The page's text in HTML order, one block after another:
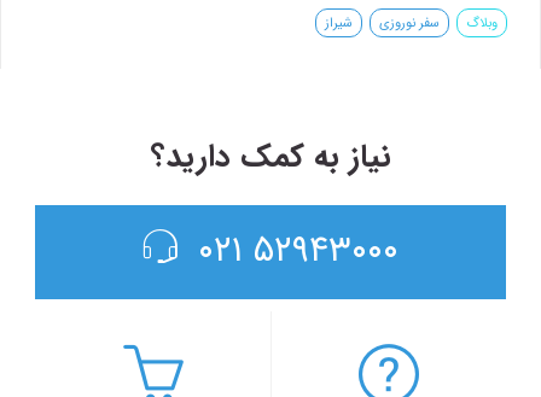
وبلاگ سفر نوروزی شیراز
نیاز به کمک دارید؟
۵۲۹۴۳۰۰۰ ۰۲۱